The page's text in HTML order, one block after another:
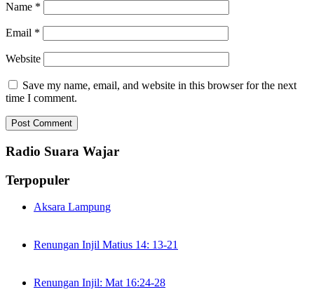
Name *
Email *
Website
Save my name, email, and website in this browser for the next
time I comment.
Radio Suara Wajar
Terpopuler
Aksara Lampung
Renungan Injil Matius 14: 13-21
Renungan Injil: Mat 16:24-28